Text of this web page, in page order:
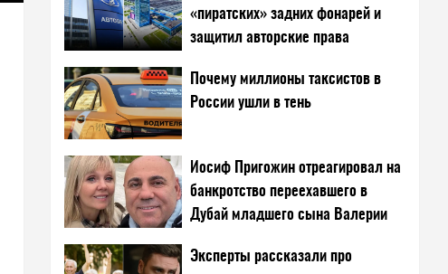
«пиратских» задних фонарей и
защитил авторские права
Почему миллионы таксистов в
России ушли в тень
Иосиф Пригожин отреагировал на
банкротство переехавшего в
Дубай младшего сына Валерии
Эксперты рассказали про